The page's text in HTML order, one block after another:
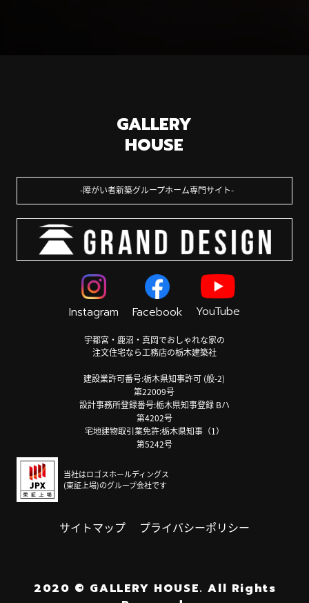
GALLERY
HOUSE
障がい者新築グループホーム専門サイト
Instagram Facebook YouTube
宇都宮・鹿沼・真岡でおしゃれな家の
注文住宅なら工務店の栃木建築社
建設業許可番号:栃木県知事許可 (般-2)
第22009号
設計事務所登録番号:栃木県知事登録 Bハ
第4202号
宅地建物取引業免許:栃木県知事（1）
第5242号
当社はロゴスホールディングス
(東証上場)のグループ会社です
サイトマップ プライバシーポリシー
2020 © GALLERY HOUSE. All Rights